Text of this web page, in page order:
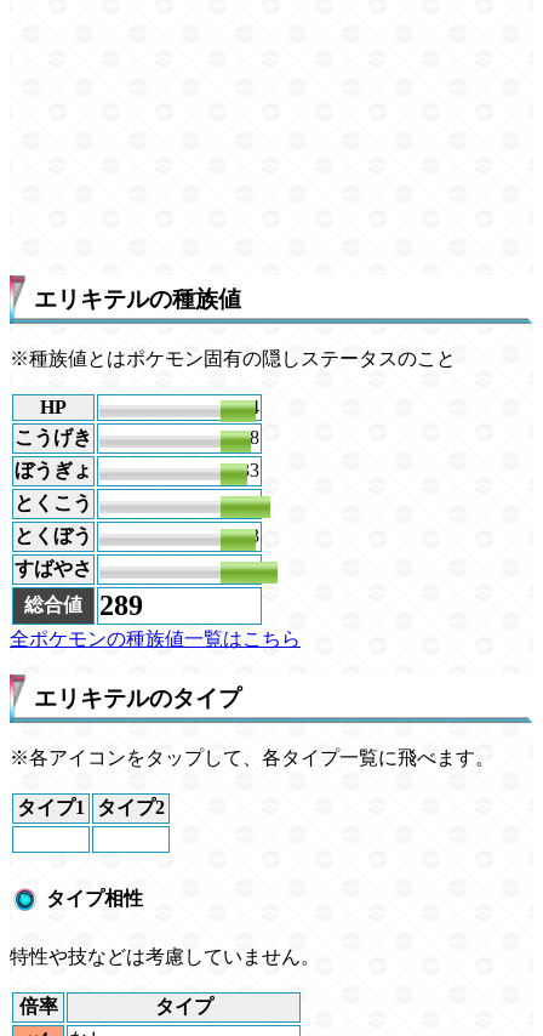
エリキテルの種族値
※種族値とはポケモン固有の隠しステータスのこと
HP
44
こうげき
38
ぼうぎょ
33
とくこう
61
とくぼう
43
すばやさ
70
総合値
289
全ポケモンの種族値一覧はこちら
エリキテルのタイプ
※各アイコンをタップして、各タイプ一覧に飛べます。
タイプ1 タイプ2
タイプ相性
特性や技などは考慮していません。
倍率
タイプ